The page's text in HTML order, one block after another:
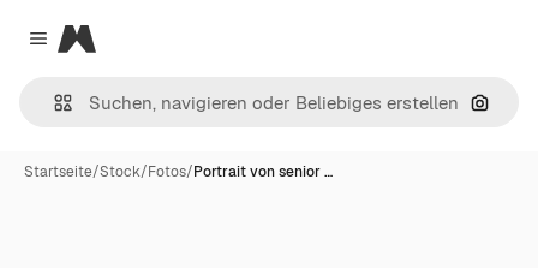
Close menu
Magnific
Nach
Startseite/Stock/Fotos/Portrait von senior …